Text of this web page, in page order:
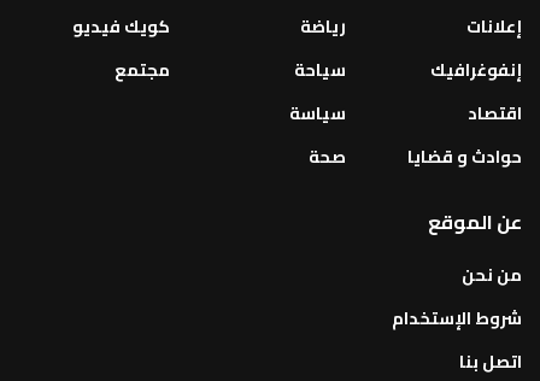
إعلانات
إنفوغرافيك
اقتصاد
حوادث و قضايا
رياضة
سياحة
سياسة
صحة
كويك فيديو
مجتمع
عن الموقع
من نحن
شروط الإستخدام
اتصل بنا